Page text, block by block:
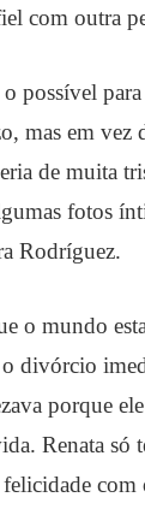
com outra
possível
mas em vez
de muita
fotos
Rodríguez.
o mundo
divórcio
porque
Renata só
felicidade